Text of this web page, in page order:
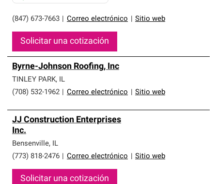
(847) 673-7663 Correo electrónico Sitio web
Solicitar una cotización
Byrne-Johnson Roofing, Inc
TINLEY PARK, IL
(708) 532-1962
Correo electrónico Sitio web
JJ Construction Enterprises
Inc.
Bensenville, IL
(773) 818-2476
Correo electrónico Sitio web
Solicitar una cotización